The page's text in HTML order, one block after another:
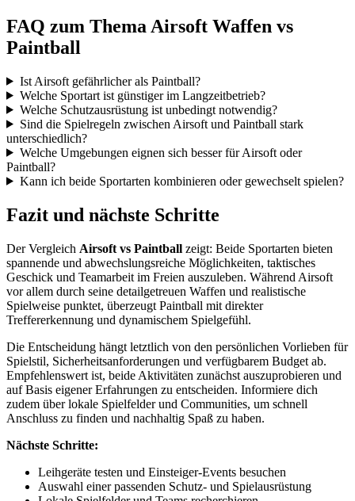
FAQ zum Thema Airsoft Waffen vs
Paintball
Ist Airsoft gefährlicher als Paintball?
Welche Sportart ist günstiger im Langzeitbetrieb?
Welche Schutzausrüstung ist unbedingt notwendig?
Sind die Spielregeln zwischen Airsoft und Paintball stark
unterschiedlich?
Welche Umgebungen eignen sich besser für Airsoft oder
Paintball?
Kann ich beide Sportarten kombinieren oder gewechselt spielen?
Fazit und nächste Schritte
Der Vergleich Airsoft vs Paintball zeigt: Beide Sportarten bieten
spannende und abwechslungsreiche Möglichkeiten, taktisches
Geschick und Teamarbeit im Freien auszuleben. Während Airsoft
vor allem durch seine detailgetreuen Waffen und realistische
Spielweise punktet, überzeugt Paintball mit direkter
Treffererkennung und dynamischem Spielgefühl.
Die Entscheidung hängt letztlich von den persönlichen Vorlieben für
Spielstil, Sicherheitsanforderungen und verfügbarem Budget ab.
Empfehlenswert ist, beide Aktivitäten zunächst auszuprobieren und
auf Basis eigener Erfahrungen zu entscheiden. Informiere dich
zudem über lokale Spielfelder und Communities, um schnell
Anschluss zu finden und nachhaltig Spaß zu haben.
Nächste Schritte:
Leihgeräte testen und Einsteiger-Events besuchen
Auswahl einer passenden Schutz- und Spielausrüstung